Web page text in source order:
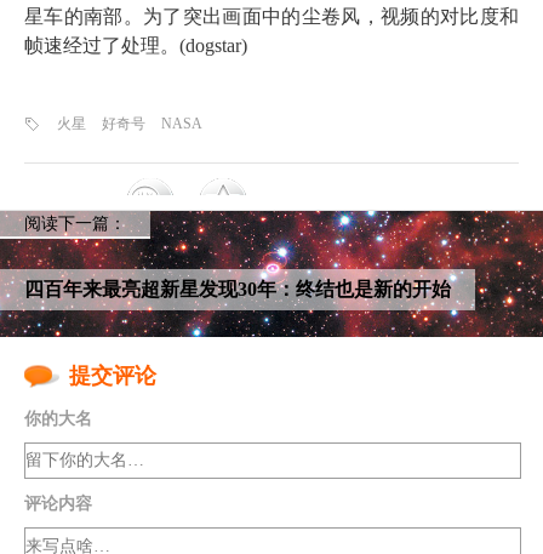
星车的南部。为了突出画面中的尘卷风，视频的对比度和
帧速经过了处理。(dogstar)
火星 好奇号 NASA
阅读下一篇：
四百年来最亮超新星发现30年：终结也是新的开始
提交评论
你的大名
评论内容